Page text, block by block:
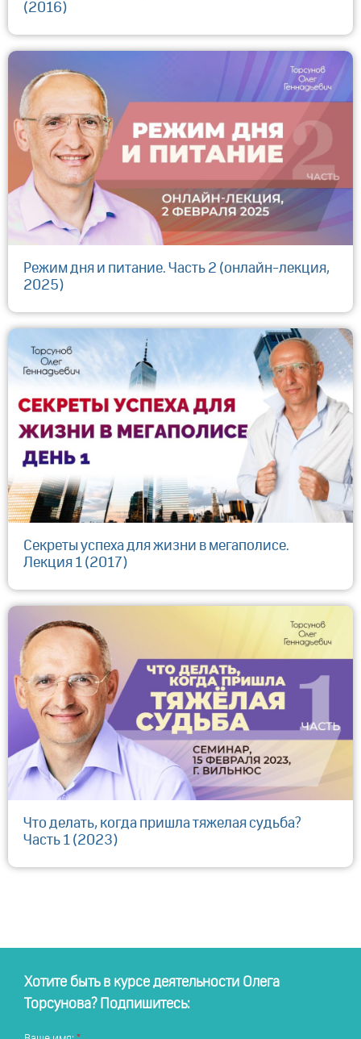
(2016)
Режим дня и питание. Часть 2 (онлайн-лекция,
2025)
Секреты успеха для жизни в мегаполисе.
Лекция 1 (2017)
Что делать, когда пришла тяжелая судьба?
Часть 1 (2023)
Хотите быть в курсе деятельности Олега
Торсунова? Подпишитесь: